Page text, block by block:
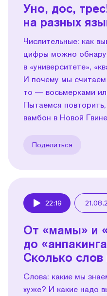
Уно, дос,
на разных
Числительные: как
цифры можно
в «университете»,
И почему мы
то — восьмерками
Пытаемся
вамбон в Новой
Поделиться
22:19
От «мамы» и
до
Сколько слов
Слова: какие мы
хуже? И какие надо